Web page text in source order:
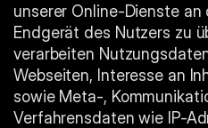
unserer Online-Dienste
Endgerät des Nutzers zu
verarbeiten
Webseiten, Interesse an
sowie Meta-,
Verfahrensdaten wie IP-